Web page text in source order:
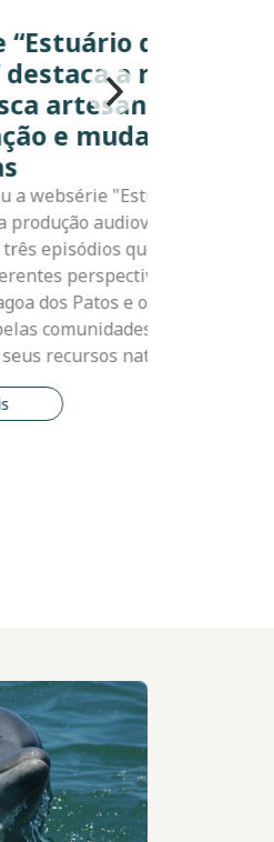
ganha
Comitê
Comissão
de abril e 8 de maio de
Bled, na Eslovênia,
do Comitê Científico
Internacional (IWC).